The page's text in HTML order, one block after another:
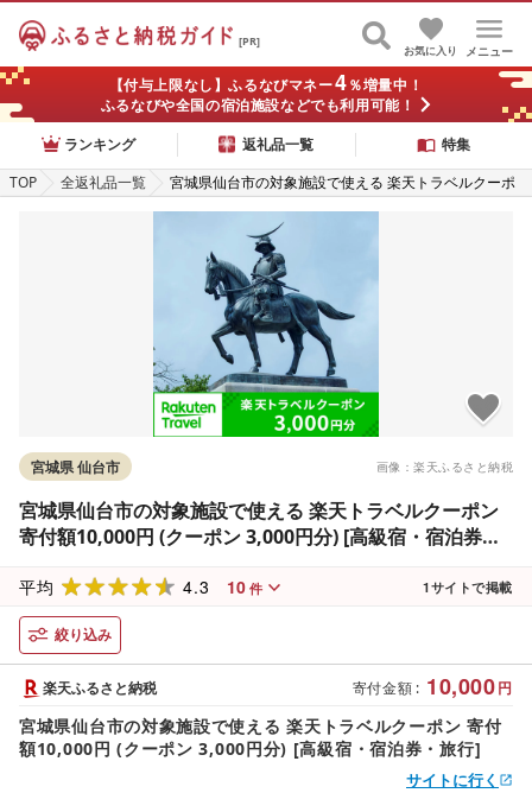
[PR]
メニュー
お気に入り
【付与上限なし】ふるなびマネー4％増量中！
ふるなびや全国の宿泊施設などでも利用可能！
ランキング
返礼品一覧
特集
TOP
全返礼品一覧
宮城県仙台市の対象施設で使える 楽天トラベルクーポ
ン 寄付額10,000円 (クーポン 3,000円分) [高級宿・宿泊
画像：楽天ふるさと納税
宮城県 仙台市
宮城県仙台市の対象施設で使える 楽天トラベルクーポン
寄付額10,000円 (クーポン 3,000円分) [高級宿・宿泊券・
平均 4.3 10 件 1サイトで掲載
絞り込み
寄付金額 : 10,000円
楽天ふるさと納税
宮城県仙台市の対象施設で使える 楽天トラベルクーポン 寄付
額10,000円 (クーポン 3,000円分) [高級宿・宿泊券・旅行]
サイトに行く